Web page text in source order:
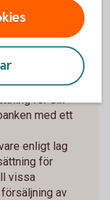
Riksgälden.
för sin
med ett
enligt lag
för
vissa
av